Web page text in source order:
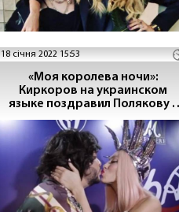
18 січня 2022 15:53
«Моя королева ночи»:
Киркоров на украинском
языке поздравил Полякову с
днем рождения